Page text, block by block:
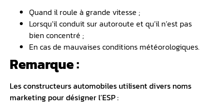
Quand il roule à grande vitesse ;
Lorsqu’il conduit sur autoroute et qu’il n’est pas
bien concentré ;
En cas de mauvaises conditions météorologiques.
Remarque :
Les constructeurs automobiles utilisent divers noms
marketing pour désigner l’ESP :